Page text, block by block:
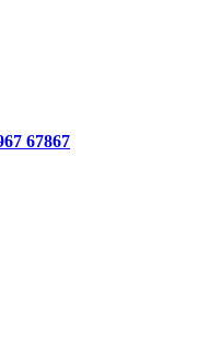
67867